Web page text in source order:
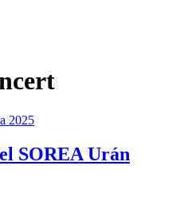
2025
SOREA Urán